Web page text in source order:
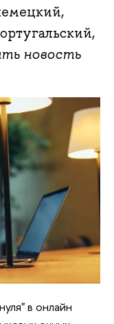
новость
в онлайн